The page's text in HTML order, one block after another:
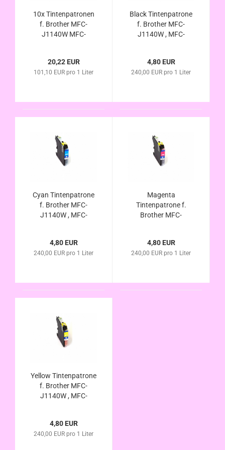
10x Tintenpatronen
f. Brother MFC-
J1140W MFC-
J1180DTW
kompatibel LC-223
20,22 EUR
101,10 EUR pro 1 Liter
Black Tintenpatrone
f. Brother MFC-
J1140W , MFC-
J1180DTW
kompatibel LC-223Bk
4,80 EUR
240,00 EUR pro 1 Liter
Cyan Tintenpatrone
f. Brother MFC-
J1140W , MFC-
J1180DTW
kompatibel LC-223C ,
4,80 EUR
240,00 EUR pro 1 Liter
Magenta
Tintenpatrone f.
Brother MFC-
J1170DW , MFC-
J1180DTW
4,80 EUR
240,00 EUR pro 1 Liter
Yellow Tintenpatrone
f. Brother MFC-
J1140W , MFC-
J1180DTW
kompatibel LC-223y ,
4,80 EUR
240,00 EUR pro 1 Liter